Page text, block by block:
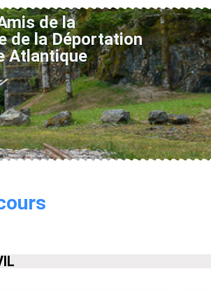
de la
de la Déportation
Atlantique